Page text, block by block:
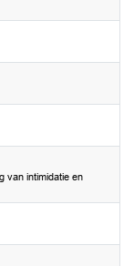
van intimidatie en